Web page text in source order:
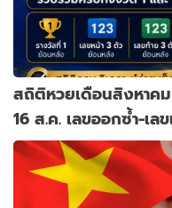
สถิติหวยเดือนสิงหาค
16 ส.ค. เลขออกซ้ำ-เล